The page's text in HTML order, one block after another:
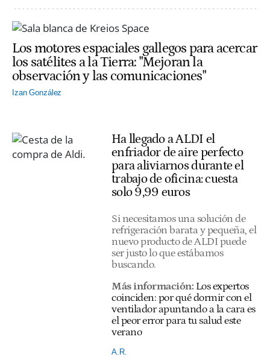
Los motores espaciales gallegos para acercar
los satélites a la Tierra: "Mejoran la
observación y las comunicaciones"
Izan González
Ha llegado a ALDI el
enfriador de aire perfecto
para aliviarnos durante el
trabajo de oficina: cuesta
solo 9,99 euros
Si necesitamos una solución de
refrigeración barata y pequeña, el
nuevo producto de ALDI puede
ser justo lo que estábamos
buscando.
Más información: Los expertos
coinciden: por qué dormir con el
ventilador apuntando a la cara es
el peor error para tu salud este
verano
A.R.